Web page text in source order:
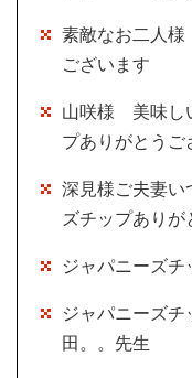
素敵なお二人
ございます
山咲様 美味し
プありがとうご
深見様ご夫妻
ズチップあり
ジャパニーズ
ジャパニーズ
田。。先生